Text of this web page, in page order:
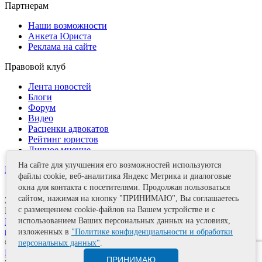
Партнерам
Наши возможности
Анкета Юриста
Реклама на сайте
Правовой клуб
Лента новостей
Блоги
Форум
Видео
Расценки адвокатов
Рейтинг юристов
Личное мнение
Контакты
Задать вопрос
Поделиться
Политика информационной безопасности Правила
использования материалов
© 2011—2026 А.Е. Мишушин
Карта сайта
На сайте для улучшения его возможностей используются
файлы cookie, веб-аналитика Яндекс Метрика и диалоговые
окна для контакта с посетителями. Продолжая пользоваться
сайтом, нажимая на кнопку "ПРИНИМАЮ", Вы соглашаетесь
с размещением cookie-файлов на Вашем устройстве и с
использованием Ваших персональных данных на условиях,
изложенных в "Политике конфиденциальности и обработки
персональных данных".
ПРИНИМАЮ